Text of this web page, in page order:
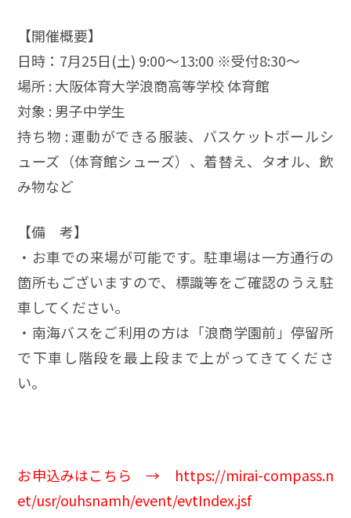
【開催概要】
日時：7月25日(土) 9:00～13:00 ※受付8:30～
場所 : 大阪体育大学浪商高等学校 体育館
対象 : 男子中学生
持ち物 : 運動ができる服装、バスケットボールシ
ューズ（体育館シューズ）、着替え、タオル、飲
み物など
【備 考】
・お車での来場が可能です。駐車場は一方通行の
箇所もございますので、標識等をご確認のうえ駐
車してください。
・南海バスをご利用の方は「浪商学園前」停留所
で下車し階段を最上段まで上がってきてくださ
い。
お申込みはこちら → https://mirai-compass.n
et/usr/ouhsnamh/event/evtIndex.jsf